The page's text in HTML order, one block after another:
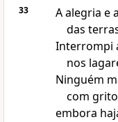
33
A alegria e
das
Interrompi
nos
Ninguém
com
embora